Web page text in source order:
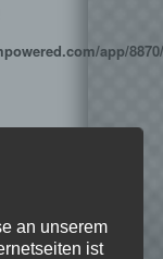
app/8870/
an unserem
ist